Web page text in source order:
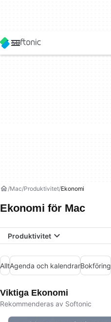
Mac Produktivitet Ekonomi
Ekonomi för Mac
Produktivitet
AlltAgenda och kalendrarBokföring
Viktiga Ekonomi
Rekommenderas av Softonic